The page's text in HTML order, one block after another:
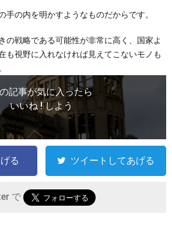
手の内を明かすようなものだからです。
の戦略である可能性が非常に高く、国家よ
も視野に入れなければ見えてこないモノも
記事が気に入ったら
いいね ! しよう
る ツイートしてあげる
で